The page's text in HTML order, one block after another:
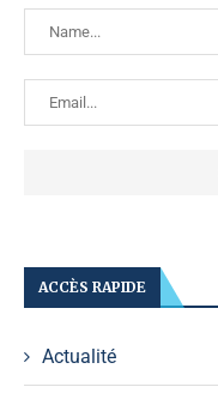
ACCÈS RAPIDE
Actualité